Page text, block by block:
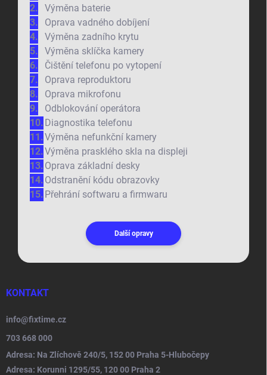
Výměna baterie
Oprava vadného dobíjení
Výměna zadního krytu
Výměna sklíčka kamery
Čištění telefonu po vytopení
Oprava reproduktoru
Oprava mikrofonu
Odblokování operátora
Diagnostika telefonu
Výměna nefunkční kamery
Výměna prasklého skla na displeji
Oprava základní desky
Odstranění kódu obrazovky
Přehrání softwaru a firmwaru
Další opravy
KONTAKT
info@fixtime.cz
703 668 000
Adresa: Na Zlíchově 240/5, 152 00 Praha 5-Hlubočepy
Adresa: Korunni 1295/55, 120 00 Praha 2